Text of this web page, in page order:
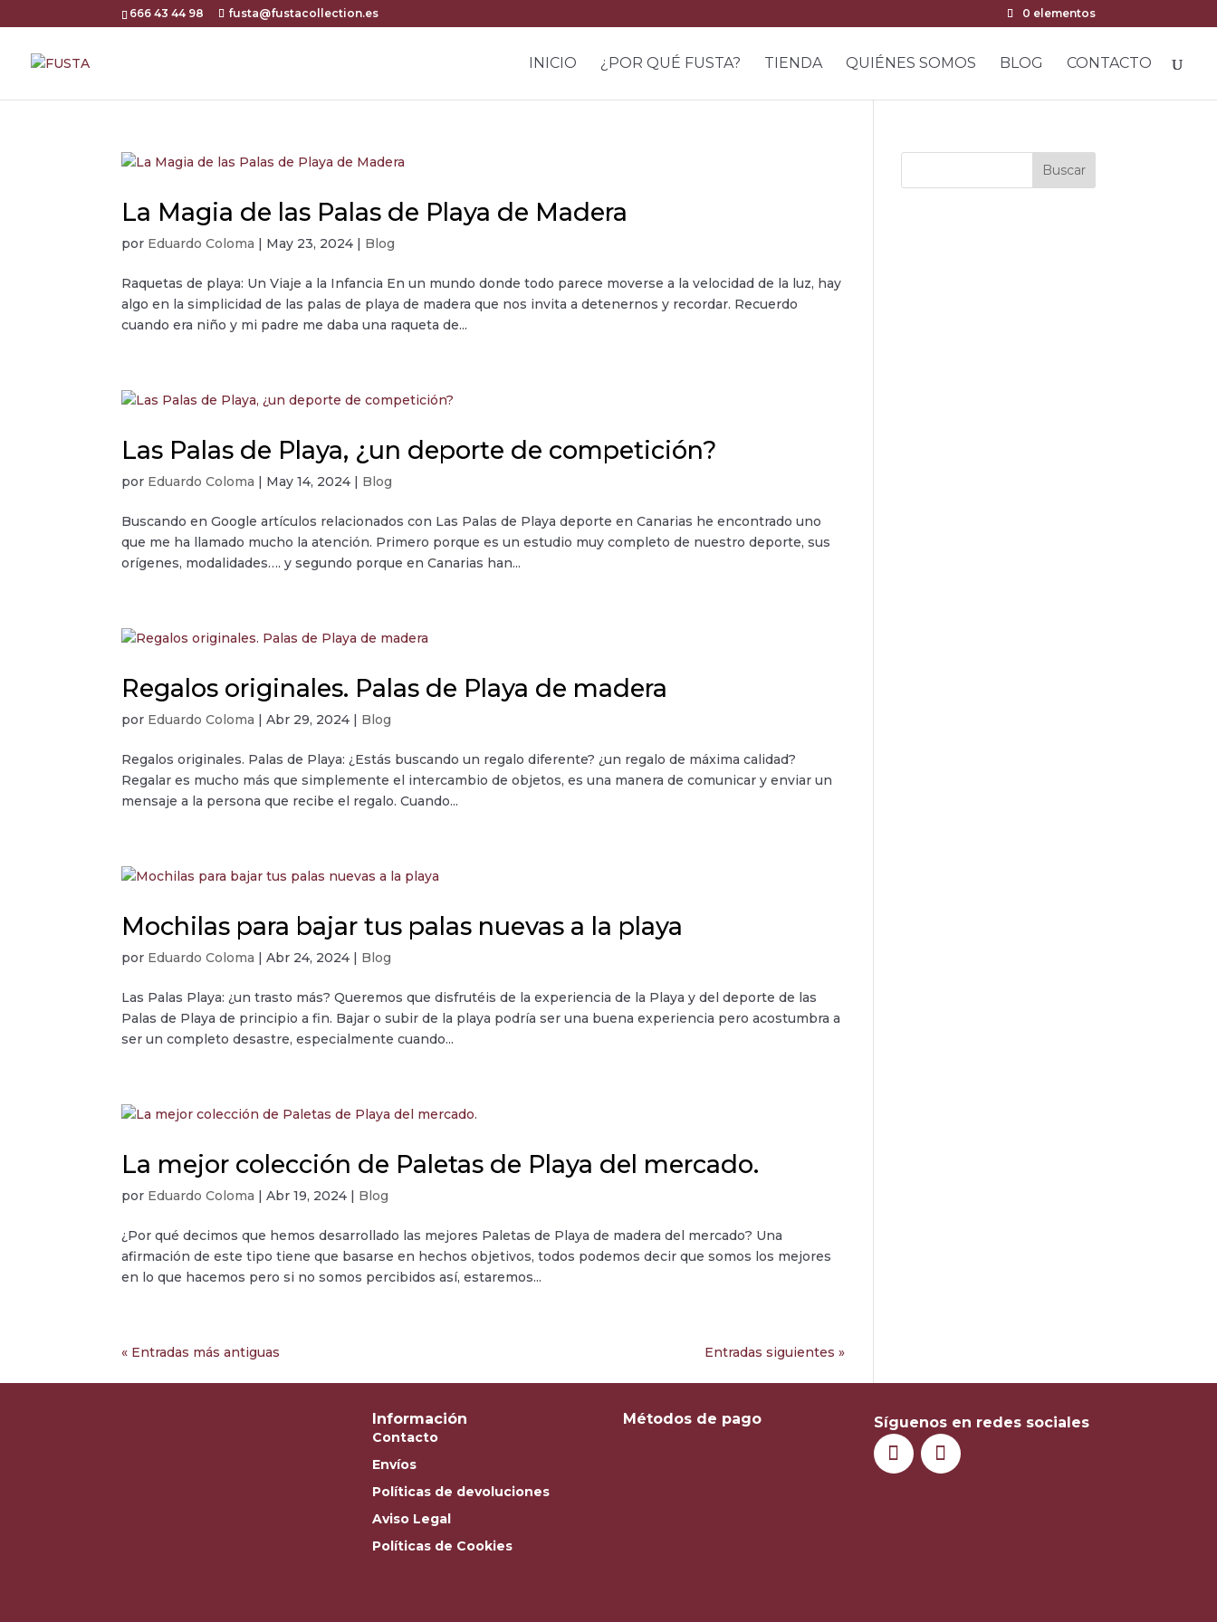
666 43 44 98 fusta@fustacollection.es 0 elementos
INICIO ¿POR QUÉ FUSTA? TIENDA QUIÉNES SOMOS BLOG CONTACTO
La Magia de las Palas de Playa de Madera
por Eduardo Coloma | May 23, 2024 | Blog
Raquetas de playa: Un Viaje a la Infancia En un mundo donde todo parece moverse a la velocidad de la luz, hay
algo en la simplicidad de las palas de playa de madera que nos invita a detenernos y recordar. Recuerdo
cuando era niño y mi padre me daba una raqueta de...
Las Palas de Playa, ¿un deporte de competición?
por Eduardo Coloma | May 14, 2024 | Blog
Buscando en Google artículos relacionados con Las Palas de Playa deporte en Canarias he encontrado uno
que me ha llamado mucho la atención. Primero porque es un estudio muy completo de nuestro deporte, sus
orígenes, modalidades…. y segundo porque en Canarias han...
Regalos originales. Palas de Playa de madera
por Eduardo Coloma |Abr 29, 2024 | Blog
Regalos originales. Palas de Playa: ¿Estás buscando un regalo diferente? ¿un regalo de máxima calidad?
Regalar es mucho más que simplemente el intercambio de objetos, es una manera de comunicar y enviar un
mensaje a la persona que recibe el regalo. Cuando...
Mochilas para bajar tus palas nuevas a la playa
por Eduardo Coloma |Abr 24, 2024 | Blog
Las Palas Playa: ¿un trasto más? Queremos que disfrutéis de la experiencia de la Playa y del deporte de las
Palas de Playa de principio a fin. Bajar o subir de la playa podría ser una buena experiencia pero acostumbra a
ser un completo desastre, especialmente cuando...
La mejor colección de Paletas de Playa del mercado.
por Eduardo Coloma |Abr 19, 2024 | Blog
¿Por qué decimos que hemos desarrollado las mejores Paletas de Playa de madera del mercado? Una
afirmación de este tipo tiene que basarse en hechos objetivos, todos podemos decir que somos los mejores
en lo que hacemos pero si no somos percibidos así, estaremos...
« Entradas más antiguas Entradas siguientes »
Buscar
Información
Contacto
Envíos
Políticas de devoluciones
Aviso Legal
Políticas de Cookies
Métodos de pago Síguenos en redes sociales